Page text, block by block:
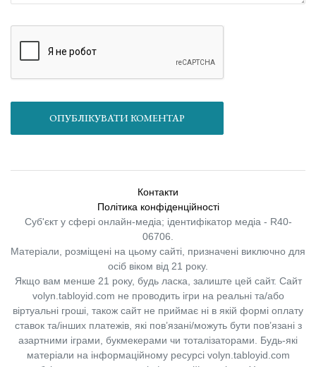
ОПУБЛІКУВАТИ КОМЕНТАР
Контакти
Політика конфіденційності
Суб'єкт у сфері онлайн-медіа; ідентифікатор медіа - R40-
06706.
Матеріали, розміщені на цьому сайті, призначені виключно для
осіб віком від 21 року.
Якщо вам менше 21 року, будь ласка, залиште цей сайт. Сайт
volyn.tabloyid.com не проводить ігри на реальні та/або
віртуальні гроші, також сайт не приймає ні в якій формі оплату
ставок та/інших платежів, які пов’язані/можуть бути пов’язані з
азартними іграми, букмекерами чи тоталізаторами. Будь-які
матеріали на інформаційному ресурсі volyn.tabloyid.com